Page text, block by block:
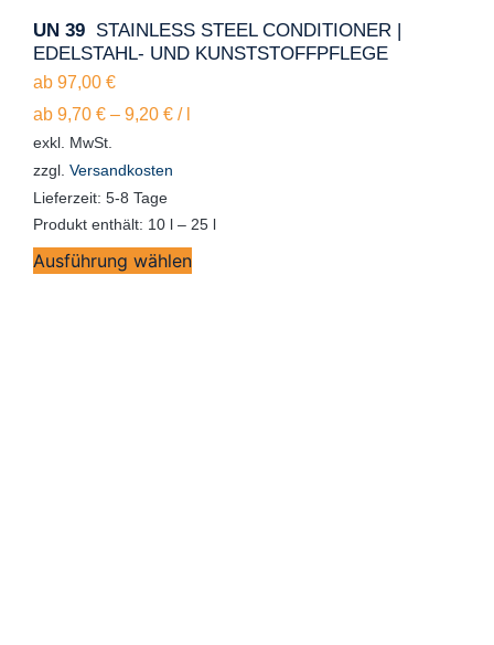
UN 39
STAINLESS STEEL CONDITIONER |
EDELSTAHL- UND KUNSTSTOFFPFLEGE
ab 97,00 €
ab 9,70 €– 9,20 €/
exkl. MwSt.
zzgl. Versandkosten
Lieferzeit: 5-8 Tage
Produkt enthält: 10 l– 25 l
Ausführung wählen